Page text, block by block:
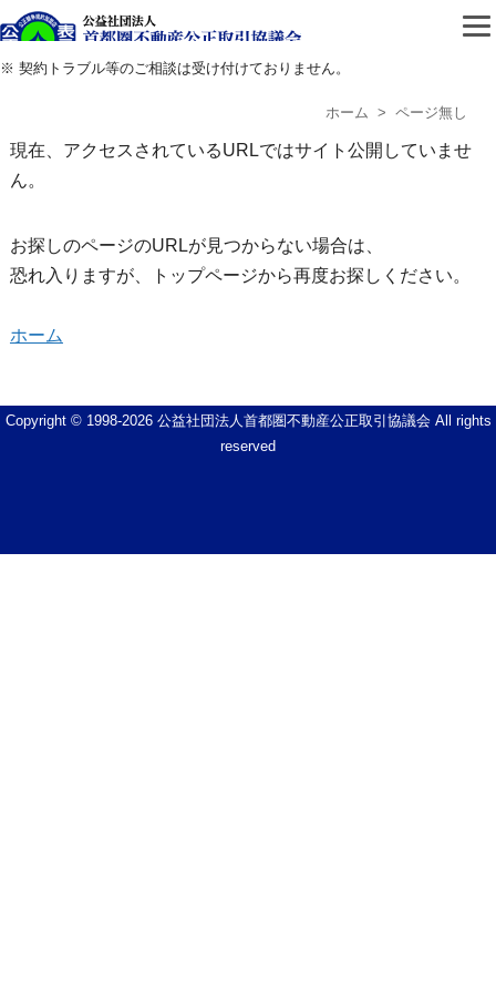
公益社団法人首都圏不
※ 契約トラブル等のご相談は受け付けておりません。
ホーム > ページ無し
現在、アクセスされているURLではサイト公開していませ
ん。
お探しのページのURLが見つからない場合は、
恐れ入りますが、トップページから再度お探しください。
ホーム
Copyright © 1998-2026 公益社団法人首都圏不動産公正取引協議会 All rights
reserved